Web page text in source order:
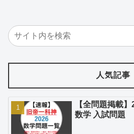
人気記事
【全問題掲載
数学 入試問題